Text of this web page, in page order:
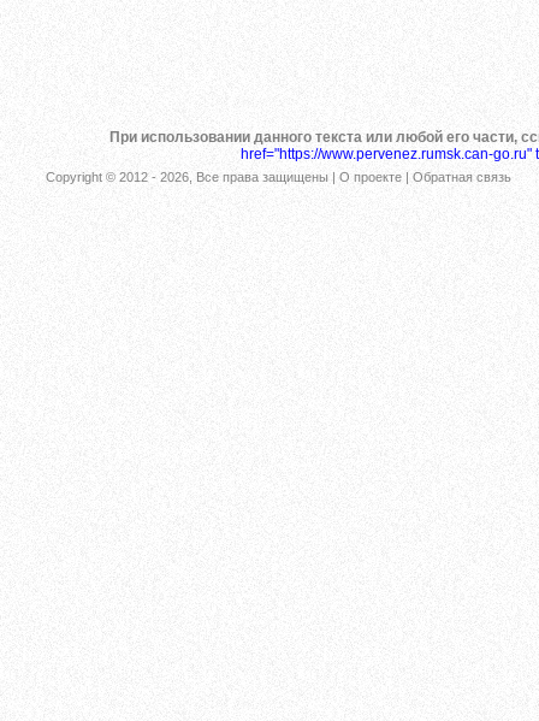
При использовании данного текста или любой его части,
href="https://www.pervenez.rumsk.can-go.ru"
Copyright © 2012 - 2026 , Все права защищены | О проекте | Обратная связь